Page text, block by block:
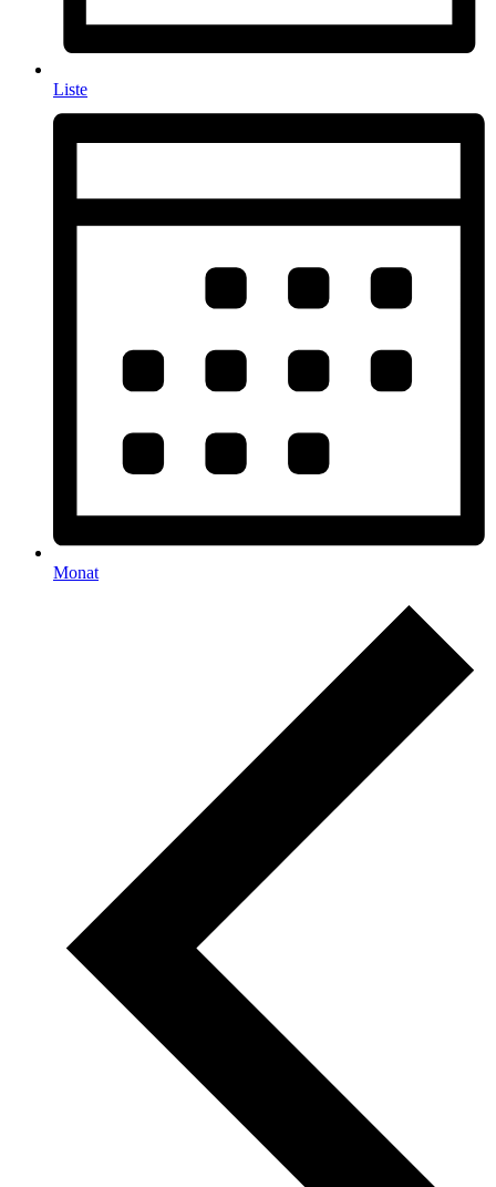
Liste
Monat